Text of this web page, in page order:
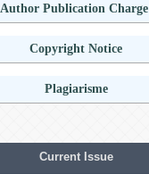
Author Publication Charge
Copyright Notice
Plagiarisme
Current Issue